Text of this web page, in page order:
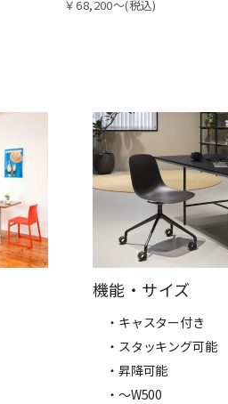
￥68,200〜(税込)
機能・サイズ
・キャスター付き
・スタッキング可能
・昇降可能
・〜W500